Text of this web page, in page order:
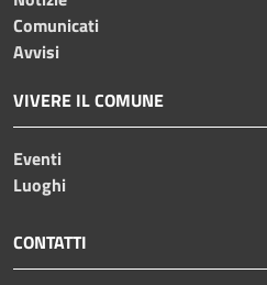
Comunicati
Avvisi
VIVERE IL COMUNE
Eventi
Luoghi
CONTATTI